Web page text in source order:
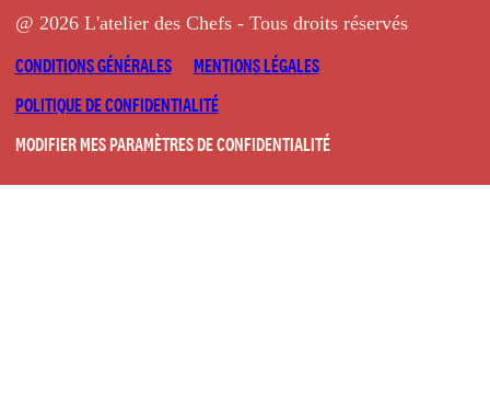
@ 2026 L'atelier des Chefs - Tous droits réservés
CONDITIONS GÉNÉRALES
MENTIONS LÉGALES
POLITIQUE DE CONFIDENTIALITÉ
MODIFIER MES PARAMÈTRES DE CONFIDENTIALITÉ